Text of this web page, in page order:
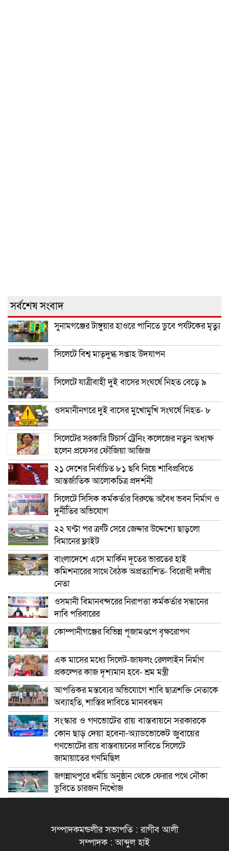
সর্বশেষ সংবাদ
সুনামগঞ্জের টাঙ্গুয়ার হাওরে পানিতে ডুবে পর্যটকের মৃত্যু
সিলেটে বিশ্ব মাতৃদুগ্ধ সপ্তাহ উদযাপন
সিলেটে যাত্রীবাহী দুই বাসের সংঘর্ষে নিহত বেড়ে ৯
ওসমানীনগরে দুই বাসের মুখোমুখি সংঘর্ষে নিহত- ৮
সিলেটের সরকারি টিচার্স ট্রেনিং কলেজের নতুন অধ্যক্ষ
হলেন প্রফেসর ফৌজিয়া আজিজ
২১ দেশের নির্বাচিত ৮১ ছবি নিয়ে শাবিপ্রবিতে
আন্তর্জাতিক আলোকচিত্র প্রদর্শনী
সিলেটে সিসিক কর্মকর্তার বিরুদ্ধে অবৈধ ভবন নির্মাণ ও
দুর্নীতির অভিযোগ
২২ ঘণ্টা পর ত্রুটি সেরে জেদ্দার উদ্দেশ্যে ছাড়লো
বিমানের ফ্লাইট
বাংলাদেশে এসে মার্কিন দূতের ভারতের হাই
কমিশনারের সাথে বৈঠক অপ্রত্যাশিত- বিরোধী দলীয়
নেতা
ওসমানী বিমানবন্দরের নিরাপত্তা কর্মকর্তার সন্ধানের
দাবি পরিবারের
কোম্পানীগঞ্জের বিভিন্ন পূজামণ্ডপে বৃক্ষরোপণ
এক মাসের মধ্যে সিলেট-জাফলং রেললাইন নির্মাণ
প্রকল্পের কাজ দৃশ্যমান হবে- শ্রম মন্ত্রী
আপত্তিকর মন্তব্যের অভিযোগে শাবি ছাত্রশক্তি নেতাকে
অব্যাহতি, শাস্তির দাবিতে মানববন্ধন
সংস্কার ও গণভোটের রায় বাস্তবায়নে সরকারকে
কোন ছাড় দেয়া হবেনা-অ্যাডভোকেট জুবায়ের
গণভোটের রায় বাস্তবায়নের দাবিতে সিলেটে
জামায়াতের গণমিছিল
জগন্নাথপুরে ধর্মীয় অনুষ্ঠান থেকে ফেরার পথে নৌকা
ডুবিতে চারজন নিখোঁজ
সম্পাদকমন্ডলীর সভাপতি : রাগীব আলী
সম্পাদক : আব্দুল হাই